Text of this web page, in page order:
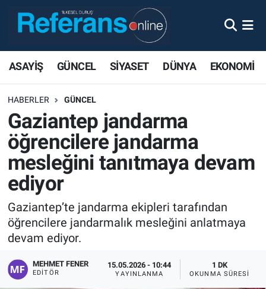
ASAYİŞ GÜNCEL SİYASET DÜNYA EKONOMİ
HABERLER GÜNCEL
Gaziantep jandarma
öğrencilere jandarma
mesleğini tanıtmaya devam
ediyor
Gaziantep’te jandarma ekipleri tarafından
öğrencilere jandarmalık mesleğini anlatmaya
devam ediyor.
MEHMET FENER
EDITÖR
15.05.2026 - 10:44
YAYINLANMA
1 DK
OKUNMA SÜRESI